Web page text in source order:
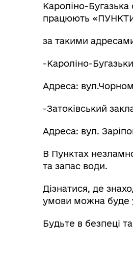
Кароліно-
працюють
за такими
-Кароліно-
Адреса:
-Затоківський
Адреса: вул.
В Пунктах
та запас води.
Дізнатися, де
умови можна буде у
Будьте в безпеці